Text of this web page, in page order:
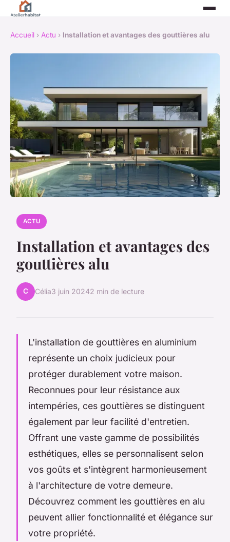
Accueil › Actu › Installation et avantages des gouttières alu
ACTU
Installation et avantages des
gouttières alu
C Célia3 juin 20242 min de lecture
L'installation de gouttières en aluminium
représente un choix judicieux pour
protéger durablement votre maison.
Reconnues pour leur résistance aux
intempéries, ces gouttières se distinguent
également par leur facilité d'entretien.
Offrant une vaste gamme de possibilités
esthétiques, elles se personnalisent selon
vos goûts et s'intègrent harmonieusement
à l'architecture de votre demeure.
Découvrez comment les gouttières en alu
peuvent allier fonctionnalité et élégance sur
votre propriété.